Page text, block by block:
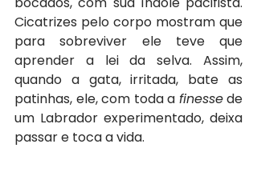
Cicatrizes pelo corpo mostram que
para sobreviver ele teve que
aprender a lei da selva. Assim,
quando a gata, irritada, bate as
patinhas, ele, com toda a finesse de
um Labrador experimentado, deixa
passar e toca a vida.